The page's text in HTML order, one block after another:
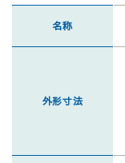
名称
外形寸法